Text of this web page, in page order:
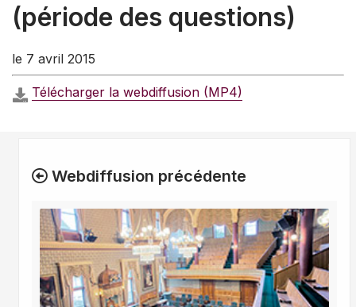
(période des questions)
le 7 avril 2015
Télécharger la webdiffusion (MP4)
Webdiffusion précédente